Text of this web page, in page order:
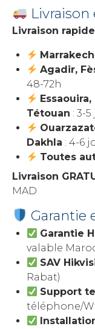
Livraison
Livraison
Agadir,
48-72h
Tétouan : 3-
Dakhla : 4-6
Toutes
Livraison
MAD
Garantie
Garantie
valable
SAV
Rabat)
Support
téléphone/